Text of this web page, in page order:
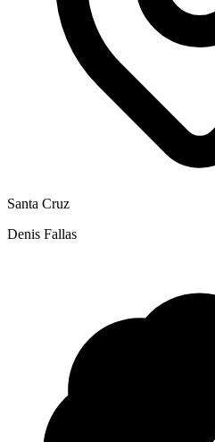
Santa Cruz
Denis Fallas